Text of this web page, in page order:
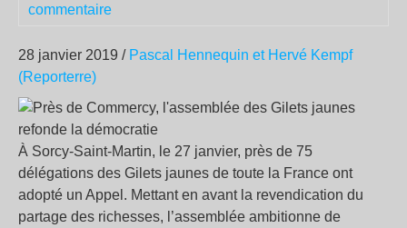
commentaire
28 janvier 2019 / Pascal Hennequin et Hervé Kempf
(Reporterre)
À Sorcy-Saint-Martin, le 27 janvier, près de 75
délégations des Gilets jaunes de toute la France ont
adopté un Appel. Mettant en avant la revendication du
partage des richesses, l’assemblée ambitionne de